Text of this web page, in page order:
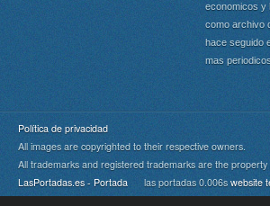
economicos y
como archivo
hace seguido
mas
Política de privacidad
All images are copyrighted to their respective owners.
All trademarks and registered trademarks are the
LasPortadas.es - Portada las portadas 0.006s website